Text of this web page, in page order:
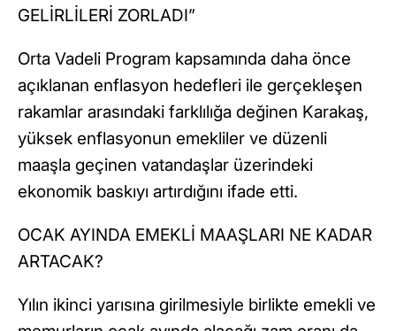
GELİRLİLERİ ZORLADI”
Orta Vadeli Program kapsamında daha önce
açıklanan enflasyon hedefleri ile gerçekleşen
rakamlar arasındaki farklılığa değinen Karakaş,
yüksek enflasyonun emekliler ve düzenli
maaşla geçinen vatandaşlar üzerindeki
ekonomik baskıyı artırdığını ifade etti.
OCAK AYINDA EMEKLİ MAAŞLARI NE KADAR
ARTACAK?
Yılın ikinci yarısına girilmesiyle birlikte emekli ve